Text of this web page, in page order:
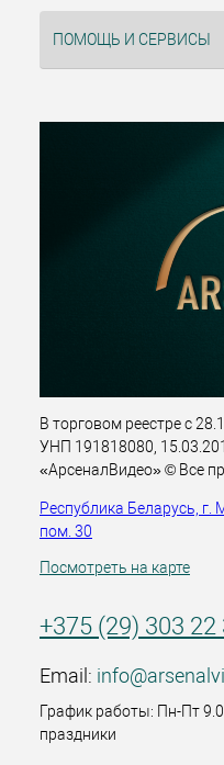
ПОМОЩЬ И СЕРВИСЫ
В торговом реестре с
УНП 191818080,
«АрсеналВидео» © Все
Республика Беларусь, г.
пом. 30
Посмотреть на карте
+375 (29) 303 22
Email:
График работы: Пн-Пт
праздники